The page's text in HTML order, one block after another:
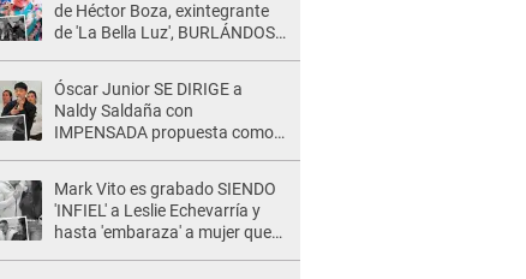
de Héctor Boza, exintegrante
de 'La Bella Luz', BURLÁNDOSE
de maltrato: "Grábame..."
Óscar Junior SE DIRIGE a
Naldy Saldaña con
IMPENSADA propuesta como
Mark Vito es grabado SIENDO
'INFIEL' a Leslie Echevarría y
hasta 'embaraza' a mujer que